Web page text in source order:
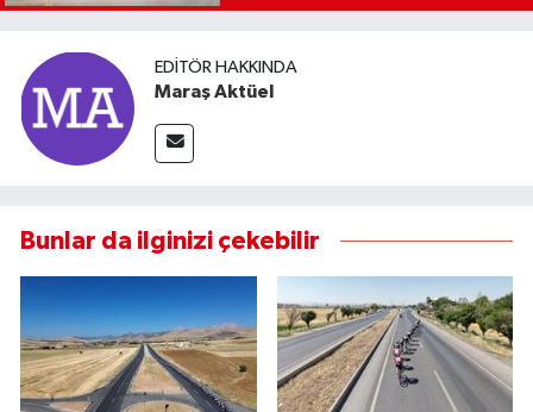
EDITÖR HAKKINDA
Maraş Aktüel
Bunlar da ilginizi çekebilir